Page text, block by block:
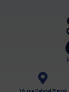
16, rue Gabriel Pierné